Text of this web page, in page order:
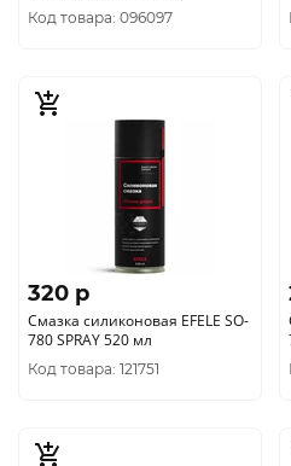
Код товара: 096097
320 p
Смазка силиконовая EFELE SO-
780 SPRAY 520 мл
Код товара: 121751